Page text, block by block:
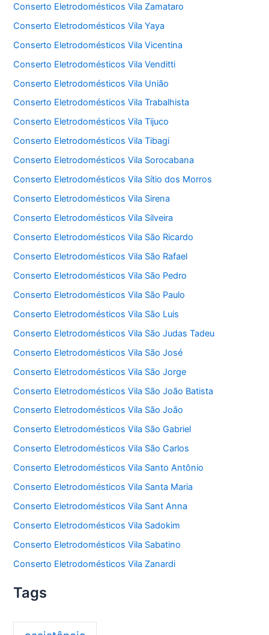
Conserto Eletrodomésticos Vila Zamataro
Conserto Eletrodomésticos Vila Yaya
Conserto Eletrodomésticos Vila Vicentina
Conserto Eletrodomésticos Vila Venditti
Conserto Eletrodomésticos Vila União
Conserto Eletrodomésticos Vila Trabalhista
Conserto Eletrodomésticos Vila Tijuco
Conserto Eletrodomésticos Vila Tibagi
Conserto Eletrodomésticos Vila Sorocabana
Conserto Eletrodomésticos Vila Sítio dos Morros
Conserto Eletrodomésticos Vila Sirena
Conserto Eletrodomésticos Vila Silveira
Conserto Eletrodomésticos Vila São Ricardo
Conserto Eletrodomésticos Vila São Rafael
Conserto Eletrodomésticos Vila São Pedro
Conserto Eletrodomésticos Vila São Paulo
Conserto Eletrodomésticos Vila São Luis
Conserto Eletrodomésticos Vila São Judas Tadeu
Conserto Eletrodomésticos Vila São José
Conserto Eletrodomésticos Vila São Jorge
Conserto Eletrodomésticos Vila São João Batista
Conserto Eletrodomésticos Vila São João
Conserto Eletrodomésticos Vila São Gabriel
Conserto Eletrodomésticos Vila São Carlos
Conserto Eletrodomésticos Vila Santo Antônio
Conserto Eletrodomésticos Vila Santa Maria
Conserto Eletrodomésticos Vila Sant Anna
Conserto Eletrodomésticos Vila Sadokim
Conserto Eletrodomésticos Vila Sabatino
Conserto Eletrodomésticos Vila Zanardi
Tags